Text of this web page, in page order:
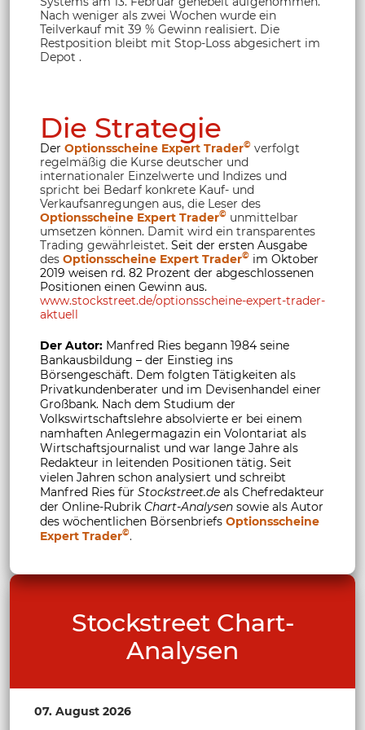
Nach weniger als zwei Wochen wurde ein
Teilverkauf mit 39 % Gewinn realisiert. Die
Restposition bleibt mit Stop-Loss abgesichert im
Depot .
Die Strategie
Der Optionsscheine Expert Trader© verfolgt
regelmäßig die Kurse deutscher und
internationaler Einzelwerte und Indizes und
spricht bei Bedarf konkrete Kauf- und
Verkaufsanregungen aus, die Leser des
Optionsscheine Expert Trader© unmittelbar
umsetzen können. Damit wird ein transparentes
Trading gewährleistet. Seit der ersten Ausgabe
des Optionsscheine Expert Trader© im Oktober
2019 weisen rd. 82 Prozent der abgeschlossenen
Positionen einen Gewinn aus.
www.stockstreet.de/optionsscheine-expert-trader-
aktuell
Der Autor: Manfred Ries begann 1984 seine
Bankausbildung – der Einstieg ins
Börsengeschäft. Dem folgten Tätigkeiten als
Privatkundenberater und im Devisenhandel einer
Großbank. Nach dem Studium der
Volkswirtschaftslehre absolvierte er bei einem
namhaften Anlegermagazin ein Volontariat als
Wirtschaftsjournalist und war lange Jahre als
Redakteur in leitenden Positionen tätig. Seit
vielen Jahren schon analysiert und schreibt
Manfred Ries für Stockstreet.de als Chefredakteur
der Online-Rubrik Chart-Analysen sowie als Autor
des wöchentlichen Börsenbriefs Optionsscheine
Expert Trader©.
Stockstreet Chart-
Analysen
07. August 2026